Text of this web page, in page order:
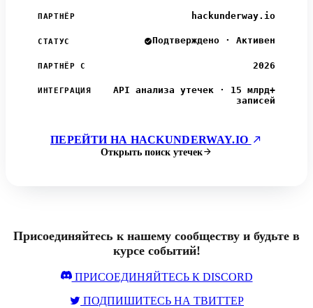
ПАРТНЁР hackunderway.io
СТАТУС Подтверждено · Активен
ПАРТНЁР С 2026
ИНТЕГРАЦИЯ
API анализа утечек · 15 млрд+
записей
ПЕРЕЙТИ НА HACKUNDERWAY.IO
Открыть поиск утечек
Присоединяйтесь к нашему сообществу и будьте в
курсе событий!
ПРИСОЕДИНЯЙТЕСЬ К DISCORD
ПОДПИШИТЕСЬ НА ТВИТТЕР